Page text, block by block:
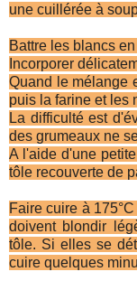
une cuillérée à
Battre les blancs
Incorporer
Quand le mélange
puis la farine et les
La difficulté est
des grumeaux ne
A l'aide d'une
tôle recouverte de
Faire cuire à
doivent blondir
tôle. Si elles se
cuire quelques